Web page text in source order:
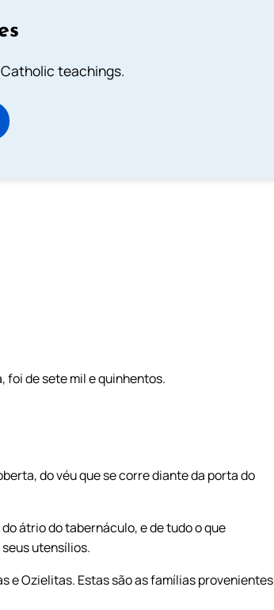
teachings.
foi de sete mil e quinhentos.
do véu que se corre diante da porta do
átrio do tabernáculo, e de tudo o que
utensílios.
e Ozielitas. Estas são as famílias provenientes